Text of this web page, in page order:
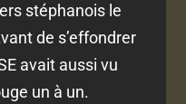
stéphanois le
de s’effondrer
avait aussi vu
un à un.